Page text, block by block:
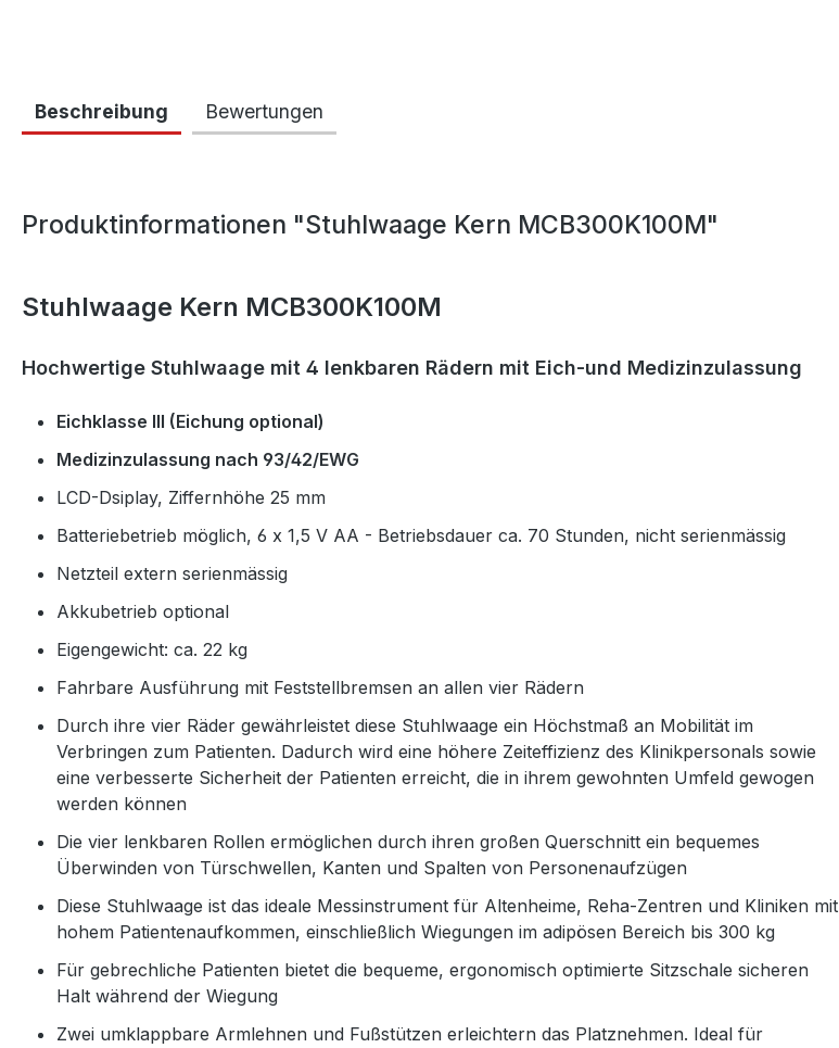
Beschreibung Bewertungen
Produktinformationen "Stuhlwaage Kern MCB300K100M"
Stuhlwaage Kern MCB300K100M
Hochwertige Stuhlwaage mit 4 lenkbaren Rädern mit Eich-und Medizinzulassung
Eichklasse III (Eichung optional)
Medizinzulassung nach 93/42/EWG
LCD-Dsiplay, Ziffernhöhe 25 mm
Batteriebetrieb möglich, 6 x 1,5 V AA - Betriebsdauer ca. 70 Stunden, nicht serienmässig
Netzteil extern serienmässig
Akkubetrieb optional
Eigengewicht: ca. 22 kg
Fahrbare Ausführung mit Feststellbremsen an allen vier Rädern
Durch ihre vier Räder gewährleistet diese Stuhlwaage ein Höchstmaß an Mobilität im
Verbringen zum Patienten. Dadurch wird eine höhere Zeiteffizienz des Klinikpersonals sowie
eine verbesserte Sicherheit der Patienten erreicht, die in ihrem gewohnten Umfeld gewogen
werden können
Die vier lenkbaren Rollen ermöglichen durch ihren großen Querschnitt ein bequemes
Überwinden von Türschwellen, Kanten und Spalten von Personenaufzügen
Diese Stuhlwaage ist das ideale Messinstrument für Altenheime, Reha-Zentren und Kliniken mit
hohem Patientenaufkommen, einschließlich Wiegungen im adipösen Bereich bis 300 kg
Für gebrechliche Patienten bietet die bequeme, ergonomisch optimierte Sitzschale sicheren
Halt während der Wiegung
Zwei umklappbare Armlehnen und Fußstützen erleichtern das Platznehmen. Ideal für